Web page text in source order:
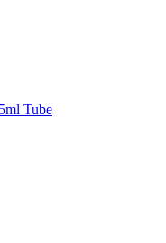
Tube